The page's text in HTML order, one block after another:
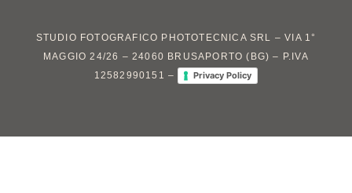
STUDIO FOTOGRAFICO PHOTOTECNICA SRL – VIA 1°
MAGGIO 24/26 – 24060 BRUSAPORTO (BG) – P.IVA
12582990151 –
Privacy Policy